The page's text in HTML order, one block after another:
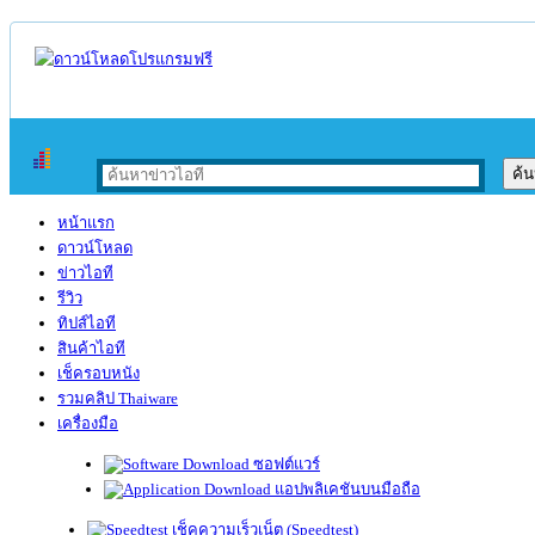
หน้าแรก
ดาวน์โหลด
ข่าวไอที
รีวิว
ทิปส์ไอที
สินค้าไอที
เช็ครอบหนัง
รวมคลิป Thaiware
เครื่องมือ
ซอฟต์แวร์
แอปพลิเคชันบนมือถือ
เช็คความเร็วเน็ต (Speedtest)